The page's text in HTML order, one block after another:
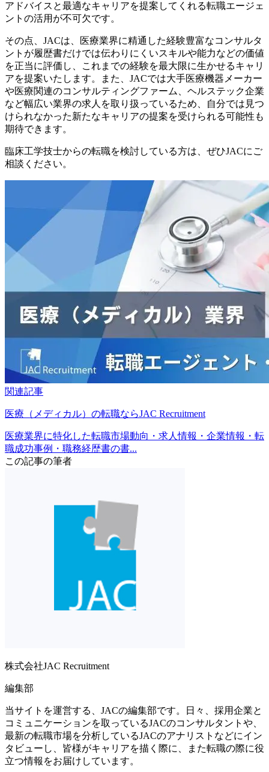
アドバイスと最適なキャリアを提案してくれる転職エージェ
ントの活用が不可欠です。
その点、JACは、医療業界に精通した経験豊富なコンサルタ
ントが履歴書だけでは伝わりにくいスキルや能力などの価値
を正当に評価し、これまでの経験を最大限に生かせるキャリ
アを提案いたします。また、JACでは大手医療機器メーカー
や医療関連のコンサルティングファーム、ヘルステック企業
など幅広い業界の求人を取り扱っているため、自分では見つ
けられなかった新たなキャリアの提案を受けられる可能性も
期待できます。
臨床工学技士からの転職を検討している方は、ぜひJACにご
相談ください。
関連記事
医療（メディカル）の転職ならJAC Recruitment
医療業界に特化した転職市場動向・求人情報・企業情報・転
職成功事例・職務経歴書の書...
この記事の筆者
株式会社JAC Recruitment
編集部
当サイトを運営する、JACの編集部です。日々、採用企業と
コミュニケーションを取っているJACのコンサルタントや、
最新の転職市場を分析しているJACのアナリストなどにイン
タビューし、皆様がキャリアを描く際に、また転職の際に役
立つ情報をお届けしています。